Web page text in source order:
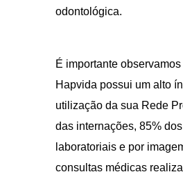
odontológica.
É importante observamos
Hapvida possui um alto
utilização da sua Rede
das internações, 85%
laboratoriais e por
consultas médicas